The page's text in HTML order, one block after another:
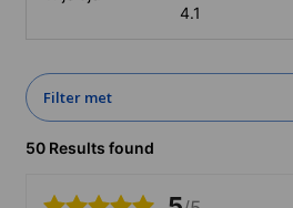
4.1
Filter met
50 Results found